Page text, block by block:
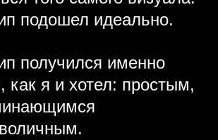
подошел идеально.
получился именно
как я и хотел: простым,